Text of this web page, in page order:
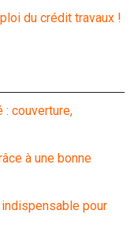
du crédit travaux !
: couverture,
à une bonne
pour